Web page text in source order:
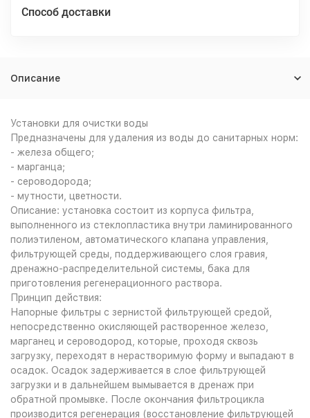
Способ доставки
Описание
Установки для очистки воды
Предназначены для удаления из воды до санитарных норм:
- железа общего;
- марганца;
- сероводорода;
- мутности, цветности.
Описание: установка состоит из корпуса фильтра,
выполненного из стеклопластика внутри ламинированного
полиэтиленом, автоматического клапана управления,
фильтрующей среды, поддерживающего слоя гравия,
дренажно-распределительной системы, бака для
приготовления регенерационного раствора.
Принцип действия:
Напорные фильтры с зернистой фильтрующей средой,
непосредственно окисляющей растворенное железо,
марганец и сероводород, которые, проходя сквозь
загрузку, переходят в нерастворимую форму и выпадают в
осадок. Осадок задерживается в слое фильтрующей
загрузки и в дальнейшем вымывается в дренаж при
обратной промывке. После окончания фильтроцикла
производится регенерация (восстановление фильтрующей